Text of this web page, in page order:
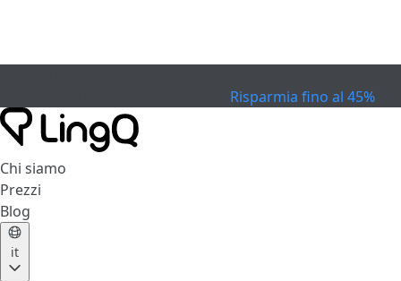
Risparmia fino al 45%
Chi siamo
Prezzi
Blog
it